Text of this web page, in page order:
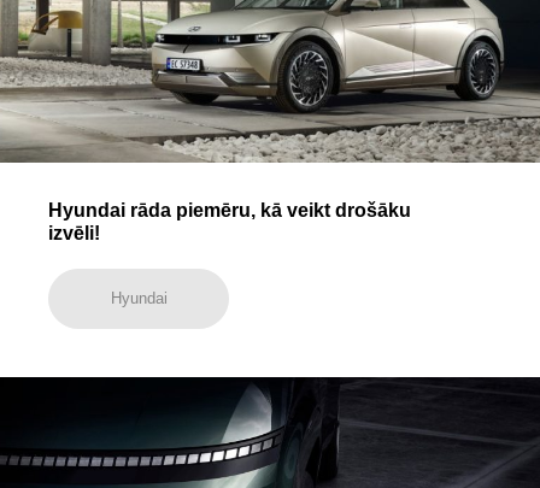
Hyundai rāda piemēru, kā veikt drošāku
izvēli!
Hyundai